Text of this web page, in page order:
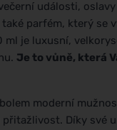
události,
parfém, který se
je luxusní,
Je to vůně, která
moderní
Díky své